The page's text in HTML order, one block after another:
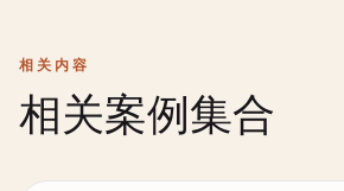
相关内容
相关案例集合